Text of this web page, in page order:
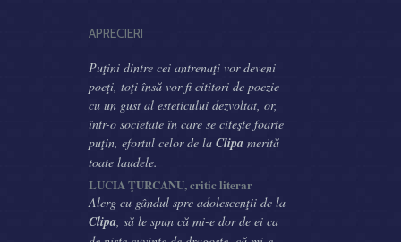
APRECIERI
Puţini dintre cei antrenaţi vor deveni
poeţi, toţi însă vor fi cititori de poezie
cu un gust al esteticului dezvoltat, or,
într-o societate în care se citeşte foarte
puţin, efortul celor de la Clipa merită
toate laudele.
LUCIA ŢURCANU, critic literar
Alerg cu gândul spre adolescenţii de la
Clipa, să le spun că mi-e dor de ei ca